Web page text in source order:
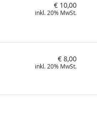
€ 10,00
inkl. 20% MwSt.
€ 8,00
inkl. 20% MwSt.